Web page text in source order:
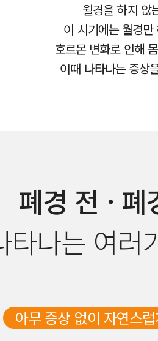
월경을 하지 않
이 시기에는 월경
호르몬 변화로 인해
이때 나타나는 증상
폐경 전 · 폐
타나는 여러
아무 증상 없이 자연스